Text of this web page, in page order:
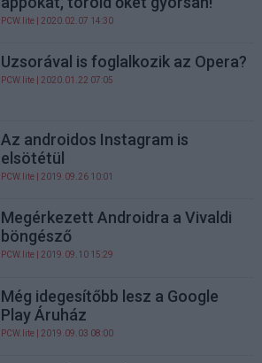
PCW.lite | 2020.02.07 14:30
Uzsorával is foglalkozik az Opera?
PCW.lite | 2020.01.22 07:05
Az androidos Instagram is
elsötétül
PCW.lite | 2019.09.26 10:01
Megérkezett Androidra a Vivaldi
böngésző
PCW.lite | 2019.09.10 15:29
Még idegesítőbb lesz a Google
Play Áruház
PCW.lite | 2019.09.03 08:00